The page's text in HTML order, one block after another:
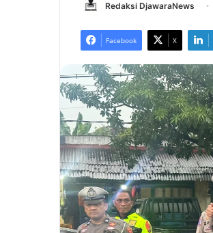
Redaksi DjawaraNews
Facebook X